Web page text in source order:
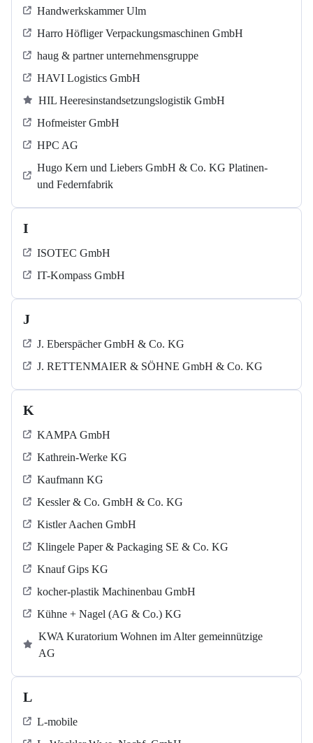
Handwerkskammer Ulm
Harro Höfliger Verpackungsmaschinen GmbH
haug & partner unternehmensgruppe
HAVI Logistics GmbH
HIL Heeresinstandsetzungslogistik GmbH
Hofmeister GmbH
HPC AG
Hugo Kern und Liebers GmbH & Co. KG Platinen-
und Federnfabrik
I
ISOTEC GmbH
IT-Kompass GmbH
J
J. Eberspächer GmbH & Co. KG
J. RETTENMAIER & SÖHNE GmbH & Co. KG
K
KAMPA GmbH
Kathrein-Werke KG
Kaufmann KG
Kessler & Co. GmbH & Co. KG
Kistler Aachen GmbH
Klingele Paper & Packaging SE & Co. KG
Knauf Gips KG
kocher-plastik Machinenbau GmbH
Kühne + Nagel (AG & Co.) KG
KWA Kuratorium Wohnen im Alter gemeinnützige
AG
L
L-mobile